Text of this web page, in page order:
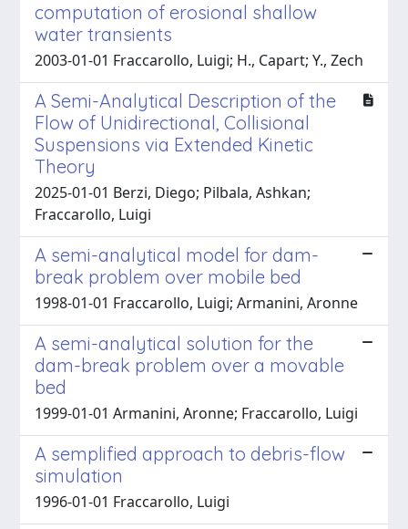
computation of erosional shallow
water transients
2003-01-01 Fraccarollo, Luigi; H., Capart; Y., Zech
A Semi-Analytical Description of the
Flow of Unidirectional, Collisional
Suspensions via Extended Kinetic
Theory
2025-01-01 Berzi, Diego; Pilbala, Ashkan;
Fraccarollo, Luigi
A semi-analytical model for dam-
break problem over mobile bed
1998-01-01 Fraccarollo, Luigi; Armanini, Aronne
A semi-analytical solution for the
dam-break problem over a movable
bed
1999-01-01 Armanini, Aronne; Fraccarollo, Luigi
A semplified approach to debris-flow
simulation
1996-01-01 Fraccarollo, Luigi